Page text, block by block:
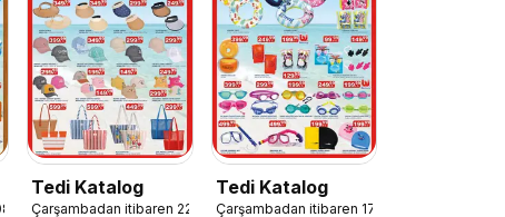
Tedi Katalog
Çarşambadan itibaren 22.07.2026
Tedi Katalog
Çarşambadan itibaren 17.06.2026